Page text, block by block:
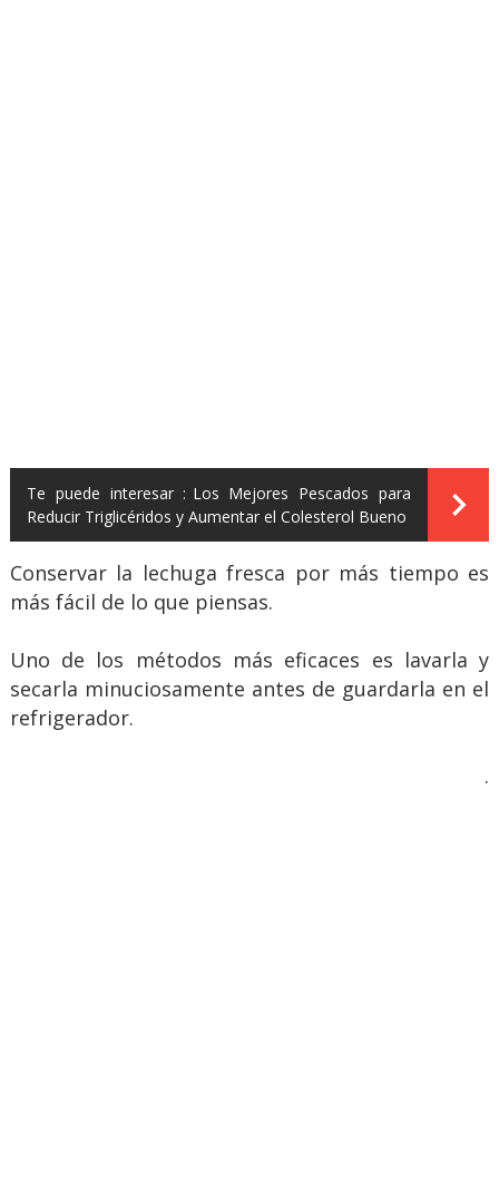
Te puede interesar : Los Mejores Pescados para
Reducir Triglicéridos y Aumentar el Colesterol Bueno
Conservar la lechuga fresca por más tiempo es
más fácil de lo que piensas.
Uno de los métodos más eficaces es lavarla y
secarla minuciosamente antes de guardarla en el
refrigerador.
.